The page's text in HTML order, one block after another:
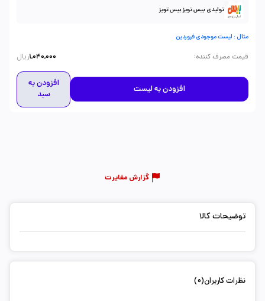
تولیدی بیس تویز بیس تویز
مثال : لیست موجودی فروردین
قیمت مصرف کننده:
1,040,000ریال
افزودن به لیست
افزودن به
سبد
گزارش مغایرت
توضیحات کالا
نظرات کاربران(0)